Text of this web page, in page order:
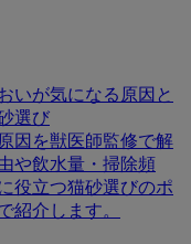
いが気になる原因と
選び
因を獣医師監修で解
や飲水量・掃除頻
役立つ猫砂選びのポ
紹介します。